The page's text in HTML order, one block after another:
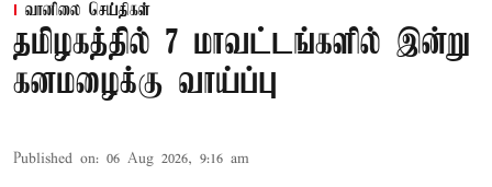
வானிலை செய்திகள்
தமிழகத்தில் 7 மாவட்டங்களில் இன்று
கனமழைக்கு வாய்ப்பு
Published on: 06 Aug 2026, 9:16 am